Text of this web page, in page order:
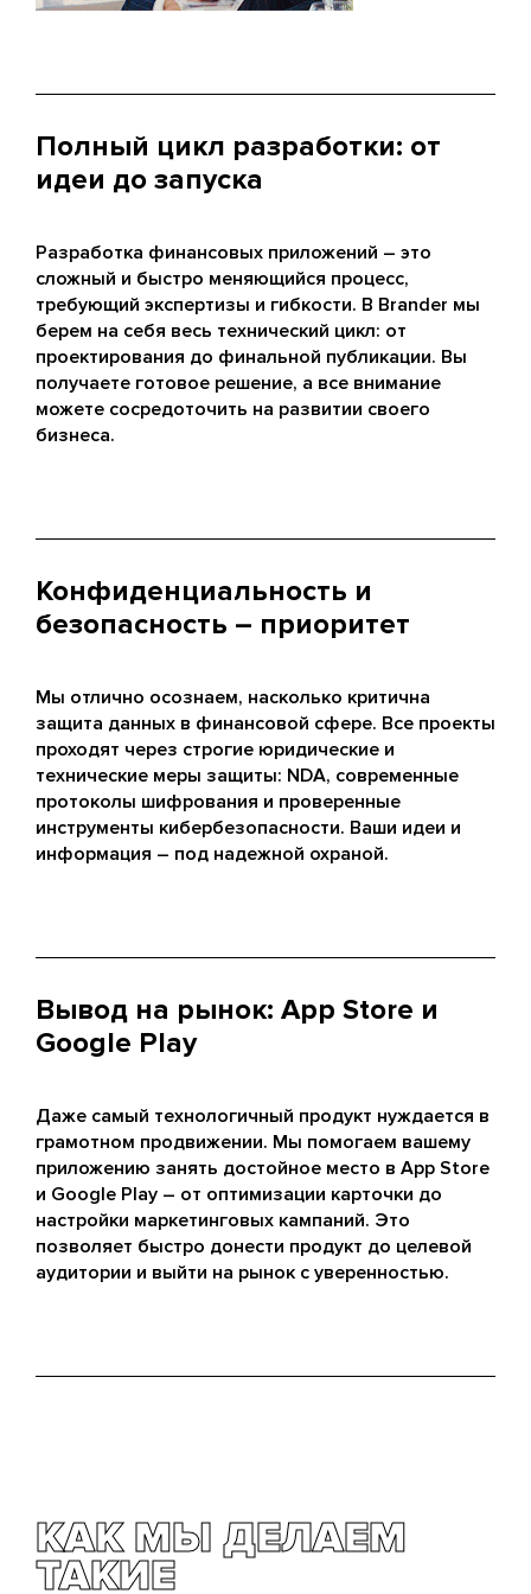
Полный цикл разработки: от
идеи до запуска
Разработка финансовых приложений – это
сложный и быстро меняющийся процесс,
требующий экспертизы и гибкости. В Brander мы
берем на себя весь технический цикл: от
проектирования до финальной публикации. Вы
получаете готовое решение, а все внимание
можете сосредоточить на развитии своего
бизнеса.
Конфиденциальность и
безопасность – приоритет
Мы отлично осознаем, насколько критична
защита данных в финансовой сфере. Все проекты
проходят через строгие юридические и
технические меры защиты: NDА, современные
протоколы шифрования и проверенные
инструменты кибербезопасности. Ваши идеи и
информация – под надежной охраной.
Вывод на рынок: App Store и
Google Play
Даже самый технологичный продукт нуждается в
грамотном продвижении. Мы помогаем вашему
приложению занять достойное место в App Store
и Google Play – от оптимизации карточки до
настройки маркетинговых кампаний. Это
позволяет быстро донести продукт до целевой
аудитории и выйти на рынок с уверенностью.
КАК МЫ ДЕЛАЕМ
ТАКИЕ